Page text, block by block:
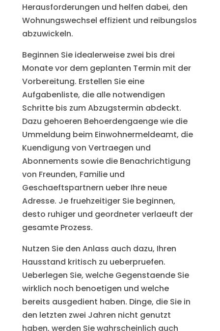
Herausforderungen und helfen dabei, den
Wohnungswechsel effizient und reibungslos
abzuwickeln.
Beginnen Sie idealerweise zwei bis drei
Monate vor dem geplanten Termin mit der
Vorbereitung. Erstellen Sie eine
Aufgabenliste, die alle notwendigen
Schritte bis zum Abzugstermin abdeckt.
Dazu gehoeren Behoerdengaenge wie die
Ummeldung beim Einwohnermeldeamt, die
Kuendigung von Vertraegen und
Abonnements sowie die Benachrichtigung
von Freunden, Familie und
Geschaeftspartnern ueber Ihre neue
Adresse. Je fruehzeitiger Sie beginnen,
desto ruhiger und geordneter verlaeuft der
gesamte Prozess.
Nutzen Sie den Anlass auch dazu, Ihren
Hausstand kritisch zu ueberpruefen.
Ueberlegen Sie, welche Gegenstaende Sie
wirklich noch benoetigen und welche
bereits ausgedient haben. Dinge, die Sie in
den letzten zwei Jahren nicht genutzt
haben, werden Sie wahrscheinlich auch